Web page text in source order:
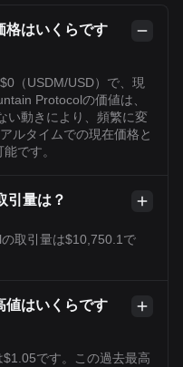
はいくらです
（USDM/USD）で、現
Protocolの価値は、
い動きにより、頻繁に変
ルタイムでの現在価格と
です。
引量は？
取引量は$10,750.1で
はいくらです
です。この過去最高